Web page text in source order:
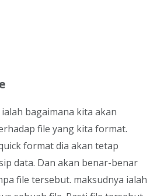
bagaimana kita akan
file yang kita format.
format dia akan tetap
data. Dan akan benar-benar
file tersebut. maksudnya ialah